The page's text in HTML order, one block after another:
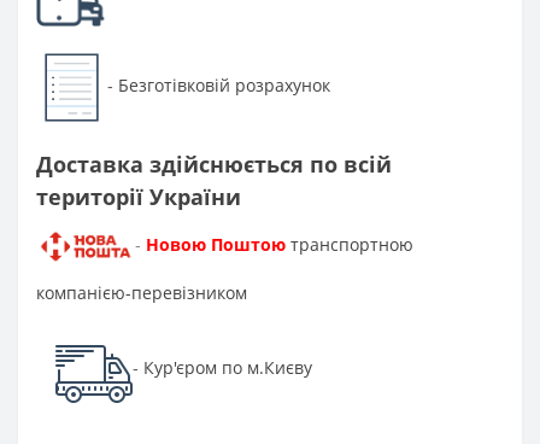
- Безготівковій розрахунок
Доставка здійснюється по всій
території України
- Новою Поштою транспортною
компанією-перевізником
- Кур'єром по м.Києву